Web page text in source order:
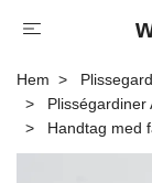
Hem
Plisségardiner
Handtag med